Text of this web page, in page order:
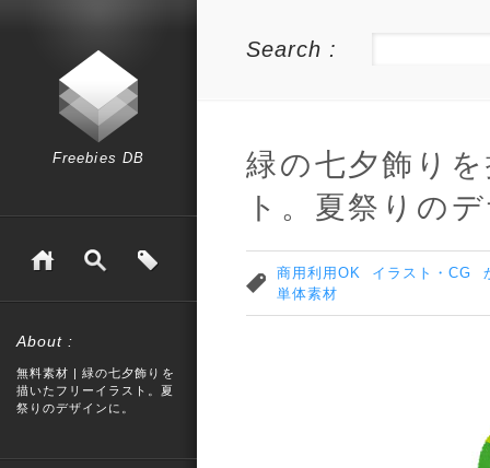
Freebies DB
About :
無料素材 | 緑の七夕飾りを
描いたフリーイラスト。夏
祭りのデザインに。
Search :
緑の七夕飾り
ト。夏祭りの
商用利用OK イラスト・CG
単体素材